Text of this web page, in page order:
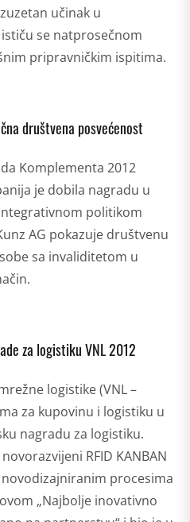
učinak u
se natprosečnom
pripravničkim ispitima.
društvena posvećenost
Komplementa 2012
je dobila nagradu u
politikom
AG pokazuje društvenu
sa invaliditetom u
za logistiku VNL 2012
logistike (VNL –
za kupovinu i logistiku u
nagradu za logistiku.
RFID KANBAN
procesima
„Najbolje inovativno